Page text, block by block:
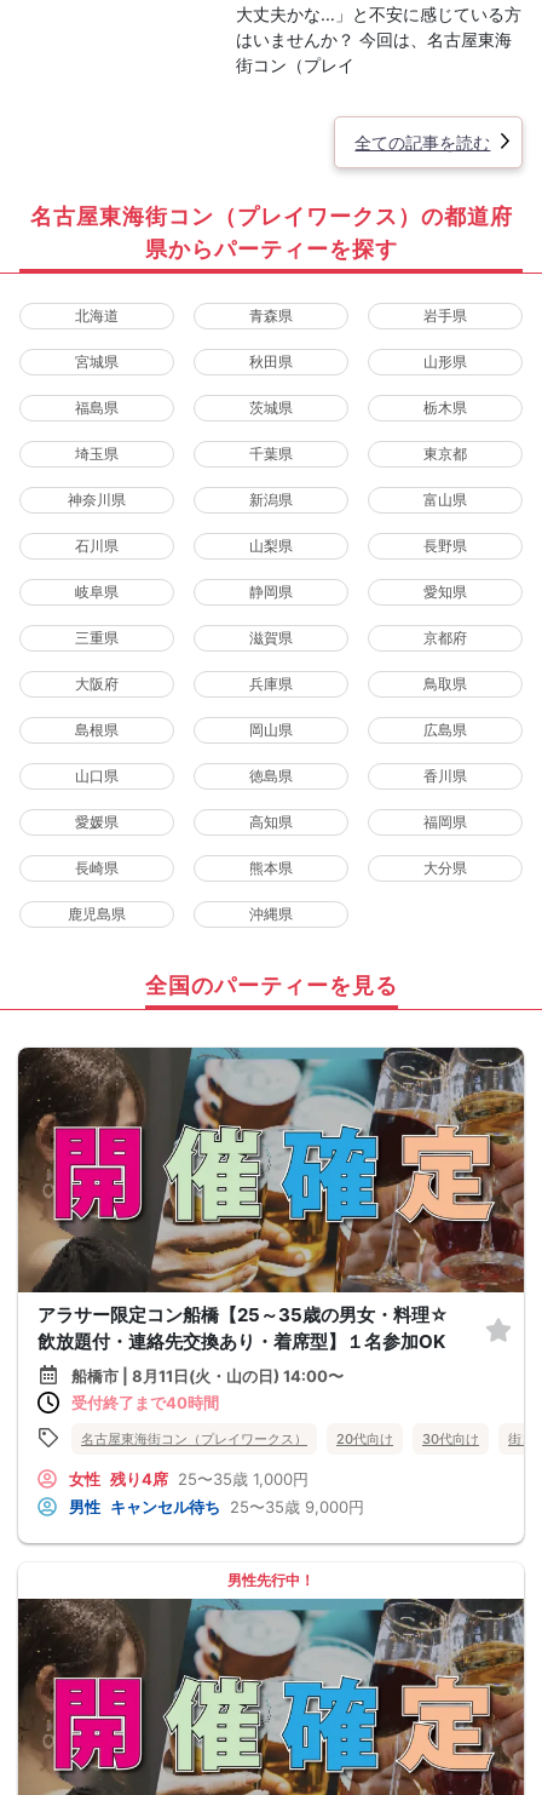
大丈夫かな…」と不安に感じている方
はいませんか？ 今回は、名古屋東海
街コン（プレイ
全ての記事を読む
名古屋東海街コン（プレイワークス）の都道府
県からパーティーを探す
北海道 青森県 岩手県
宮城県 秋田県 山形県
福島県 茨城県 栃木県
埼玉県 千葉県 東京都
神奈川県 新潟県 富山県
石川県 山梨県 長野県
岐阜県 静岡県 愛知県
三重県 滋賀県 京都府
大阪府 兵庫県 鳥取県
島根県 岡山県 広島県
山口県 徳島県 香川県
愛媛県 高知県 福岡県
長崎県 熊本県 大分県
鹿児島県 沖縄県
全国のパーティーを見る
アラサー限定コン船橋【25～35歳の男女・料理☆
飲放題付・連絡先交換あり・着席型】１名参加OK
船橋市 | 8月11日(火・山の日) 14:00〜
受付終了まで40時間
名古屋東海街コン（プレイワークス） 20代向け 30代向け 街コ
女性 残り4席 25〜35歳 1,000円
男性 キャンセル待ち 25〜35歳 9,000円
男性先行中！